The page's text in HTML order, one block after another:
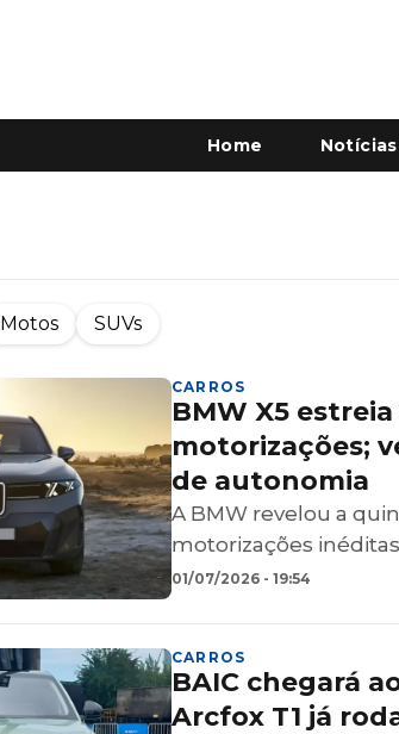
Home Notícias
Motos SUVs
CARROS
BMW X5
motorizações;
de autonomia
A BMW revelou a
motorizações
01/07/2026 - 19:54
CARROS
BAIC chegará
Arcfox T1 já